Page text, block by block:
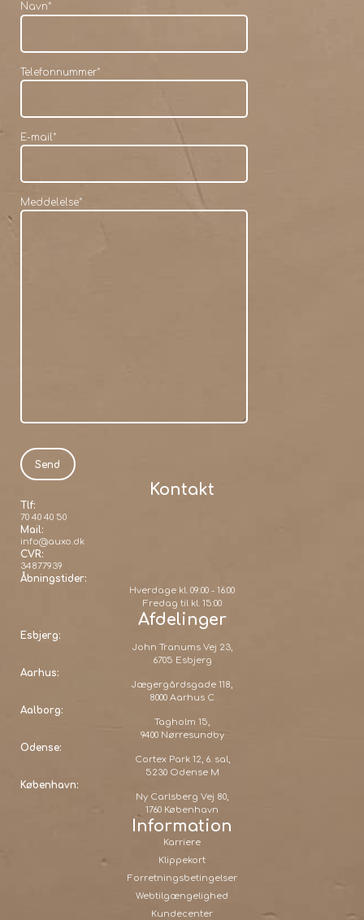
Navn*
Telefonnummer*
E-mail*
Meddelelse*
Kontakt
Tlf:
70 40 40 50
Mail:
info@auxo.dk
CVR:
34877939
Åbningstider:
Hverdage kl. 09:00 - 16:00
Fredag til kl. 15:00
Afdelinger
Esbjerg:
John Tranums Vej 23,
6705 Esbjerg
Aarhus:
Jægergårdsgade 118,
8000 Aarhus C
Aalborg:
Tagholm 15,
9400 Nørresundby
Odense:
Cortex Park 12, 6. sal,
5230 Odense M
København:
Ny Carlsberg Vej 80,
1760 København
Information
Karriere
Klippekort
Forretningsbetingelser
Webtilgængelighed
Kundecenter